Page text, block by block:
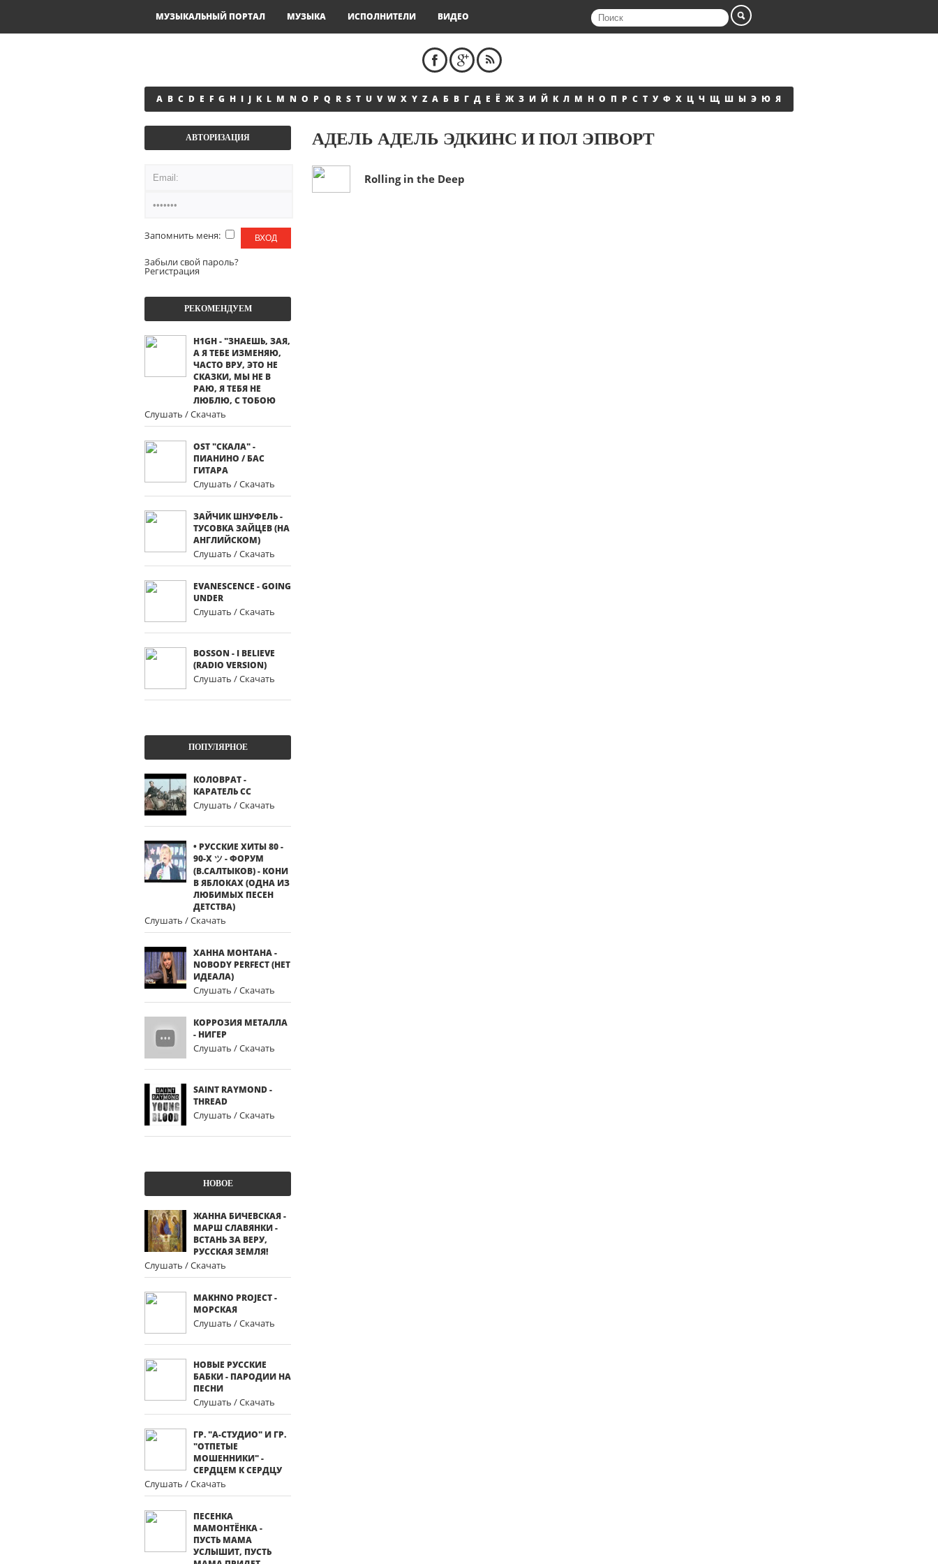
МУЗЫКАЛЬНЫЙ ПОРТАЛ МУЗЫКА ИСПОЛНИТЕЛИ ВИДЕО
A B C D E F G H I J K L M N O P Q R S T U V W X Y Z А Б В Г Д Е Ё Ж З И Й К Л М Н О П Р С Т У Ф Х Ц Ч Щ Ш Ы Э Ю Я
АВТОРИЗАЦИЯ
Запомнить меня:
Забыли свой пароль?
Регистрация
РЕКОМЕНДУЕМ
H1GH - "ЗНАЕШЬ, ЗАЯ,
А Я ТЕБЕ ИЗМЕНЯЮ,
ЧАСТО ВРУ, ЭТО НЕ
СКАЗКИ, МЫ НЕ В
РАЮ, Я ТЕБЯ НЕ
ЛЮБЛЮ, С ТОБОЮ
Слушать / Скачать
OST "СКАЛА" -
ПИАНИНО / БАС
ГИТАРА
Слушать / Скачать
ЗАЙЧИК ШНУФЕЛЬ -
ТУСОВКА ЗАЙЦЕВ (НА
АНГЛИЙСКОМ)
Слушать / Скачать
EVANESCENCE - GOING
UNDER
Слушать / Скачать
BOSSON - I BELIEVE
(RADIO VERSION)
Слушать / Скачать
ПОПУЛЯРНОЕ
КОЛОВРАТ -
КАРАТЕЛЬ СС
Слушать / Скачать
• РУССКИЕ ХИТЫ 80 -
90-Х ツ - ФОРУМ
(В.САЛТЫКОВ) - КОНИ
В ЯБЛОКАХ (ОДНА ИЗ
ЛЮБИМЫХ ПЕСЕН
ДЕТСТВА)
Слушать / Скачать
ХАННА МОНТАНА -
NOBODY PERFECT (НЕТ
ИДЕАЛА)
Слушать / Скачать
КОРРОЗИЯ МЕТАЛЛА
- НИГЕР
Слушать / Скачать
SAINT RAYMOND -
THREAD
Слушать / Скачать
НОВОЕ
ЖАННА БИЧЕВСКАЯ -
МАРШ СЛАВЯНКИ -
ВСТАНЬ ЗА ВЕРУ,
РУССКАЯ ЗЕМЛЯ!
Слушать / Скачать
MAKHNO PROJECT -
МОРСКАЯ
Слушать / Скачать
НОВЫЕ РУССКИЕ
БАБКИ - ПАРОДИИ НА
ПЕСНИ
Слушать / Скачать
ГР. "А-СТУДИО" И ГР.
"ОТПЕТЫЕ
МОШЕННИКИ" -
СЕРДЦЕМ К СЕРДЦУ
Слушать / Скачать
ПЕСЕНКА
МАМОНТЁНКА -
ПУСТЬ МАМА
УСЛЫШИТ, ПУСТЬ
АДЕЛЬ АДЕЛЬ ЭДКИНС И ПОЛ ЭПВОРТ
Rolling in the Deep